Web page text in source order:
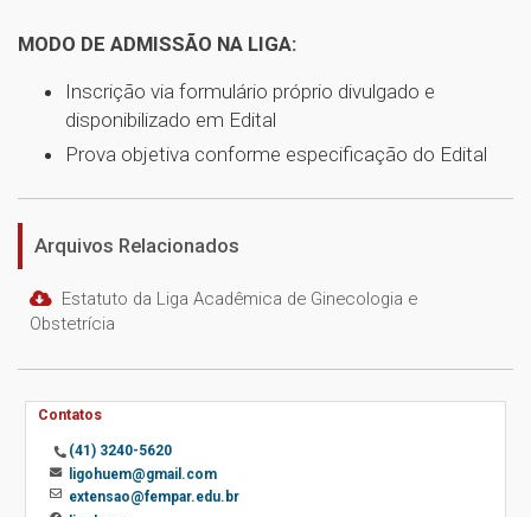
MODO DE ADMISSÃO NA LIGA:
Inscrição via formulário próprio divulgado e
disponibilizado em Edital
Prova objetiva conforme especificação do Edital
Arquivos Relacionados
Estatuto da Liga Acadêmica de Ginecologia e
Obstetrícia
Contatos
(41) 3240-5620
ligohuem@gmail.com
extensao@fempar.edu.br